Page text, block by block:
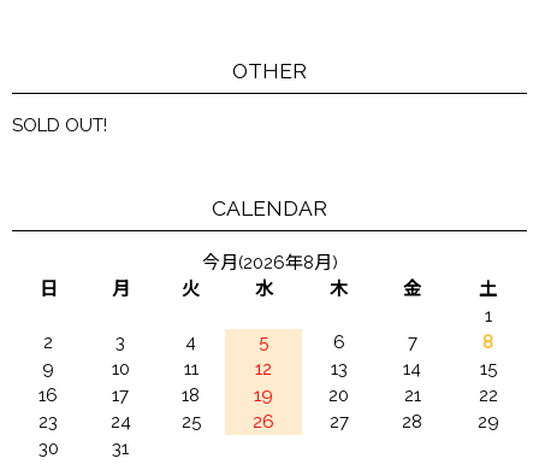
OTHER
SOLD OUT!
CALENDAR
今月(2026年8月)
日
月 火 水 木 金
土
1
2
3 4 5 6 7
8
9
10 11 12 13 14
15
16
17 18 19 20 21
22
23
24 25 26 27 28
29
30
31